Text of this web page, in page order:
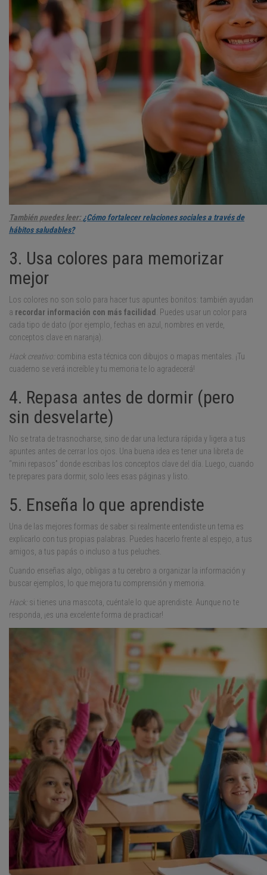
También puedes leer:¿Cómo fortalecer relaciones sociales a través de
hábitos saludables?
3. Usa colores para memorizar
mejor
Los colores no son solo para hacer tus apuntes bonitos: también ayudan
a recordar información con más facilidad
. Puedes usar un color para
cada tipo de dato (por ejemplo, fechas en azul, nombres en verde,
conceptos clave en naranja).
Hack creativo:combina esta técnica con dibujos o mapas mentales. ¡Tu
cuaderno se verá increíble y tu memoria te lo agradecerá!
4. Repasa antes de dormir (pero
sin desvelarte)
No se trata de trasnocharse, sino de dar una lectura rápida y ligera a tus
apuntes antes de cerrar los ojos. Una buena idea es tener una libreta de
“mini repasos” donde escribas los conceptos clave del día. Luego, cuando
te prepares para dormir, solo lees esas páginas y listo.
5. Enseña lo que aprendiste
Una de las mejores formas de saber si realmente entendiste un tema es
explicarlo con tus propias palabras. Puedes hacerlo frente al espejo, a tus
amigos, a tus papás o incluso a tus peluches.
Cuando enseñas algo, obligas a tu cerebro a organizar la información y
buscar ejemplos, lo que mejora tu comprensión y memoria.
Hack:si tienes una mascota, cuéntale lo que aprendiste. Aunque no te
responda, ¡es una excelente forma de practicar!